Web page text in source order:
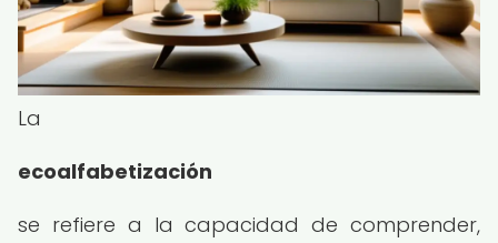
La
ecoalfabetización
se refiere a la capacidad de comprender,